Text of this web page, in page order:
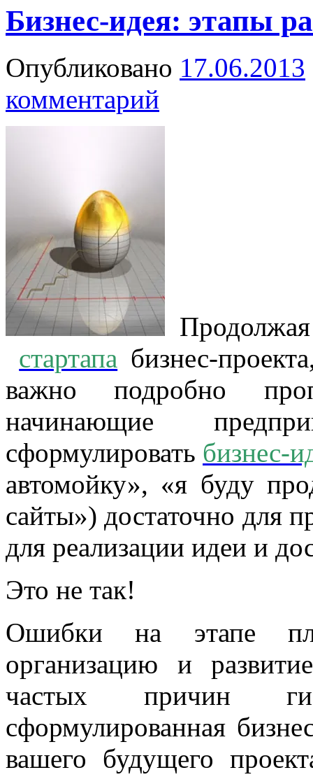
Бизнес-идея: этапы
Опубликовано 17.06.2013
комментарий
стартапа бизнес-
важно подробно
начинающие
сформулировать бизнес-
автомойку», «я буду
сайты») достаточно для
для реализации идеи и
Это не так!
Ошибки на этапе
организацию и
частых причин
сформулированная
вашего будущего